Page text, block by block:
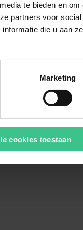
te bieden en om
partners voor social
die u aan
Marketing
cookies toestaan